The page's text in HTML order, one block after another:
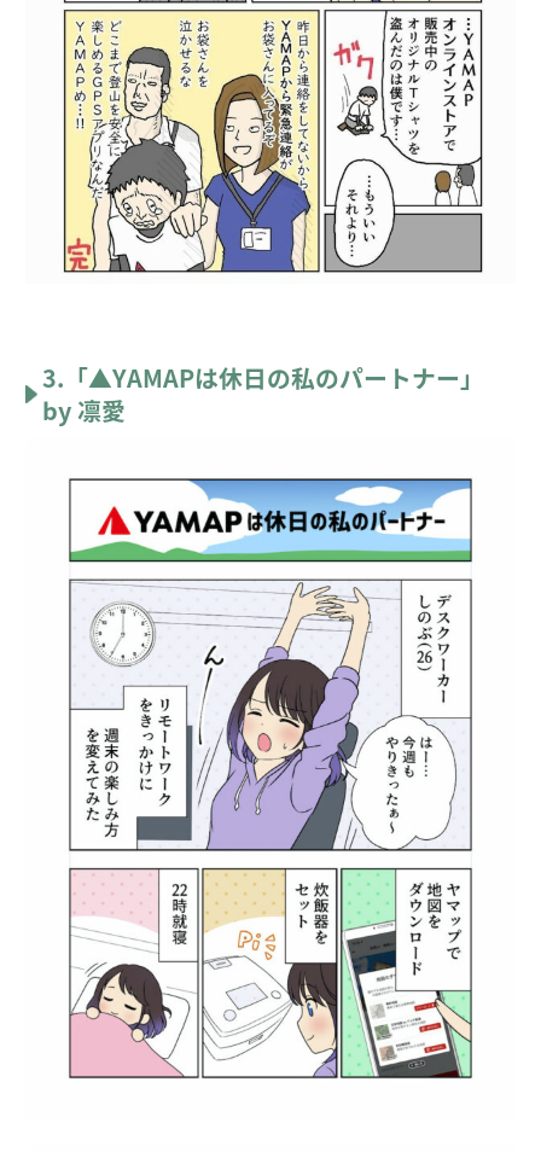
3.「▲YAMAPは休日の私のパートナー」
by 凛愛